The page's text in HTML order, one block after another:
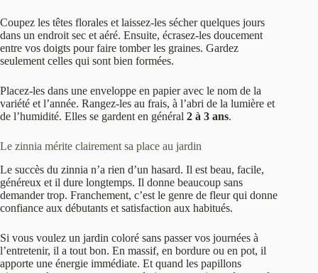
Coupez les têtes florales et laissez-les sécher quelques jours
dans un endroit sec et aéré. Ensuite, écrasez-les doucement
entre vos doigts pour faire tomber les graines. Gardez
seulement celles qui sont bien formées.
Placez-les dans une enveloppe en papier avec le nom de la
variété et l’année. Rangez-les au frais, à l’abri de la lumière et
de l’humidité. Elles se gardent en général 2 à 3 ans.
Le zinnia mérite clairement sa place au jardin
Le succès du zinnia n’a rien d’un hasard. Il est beau, facile,
généreux et il dure longtemps. Il donne beaucoup sans
demander trop. Franchement, c’est le genre de fleur qui donne
confiance aux débutants et satisfaction aux habitués.
Si vous voulez un jardin coloré sans passer vos journées à
l’entretenir, il a tout bon. En massif, en bordure ou en pot, il
apporte une énergie immédiate. Et quand les papillons